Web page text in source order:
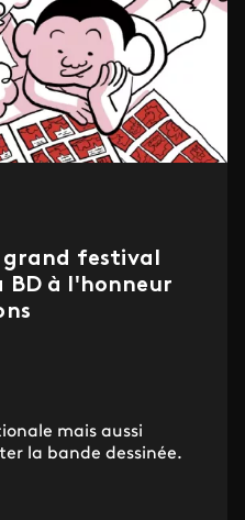
festival
à l'honneur
mais aussi
la bande dessinée.